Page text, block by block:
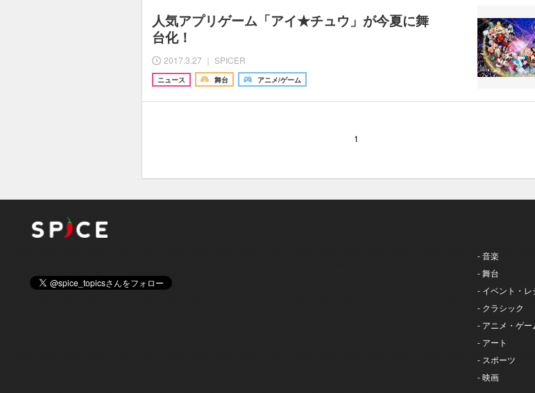
人気アプリゲーム「アイ★チュウ」が今夏に舞
台化！
2017.3.27 ｜ SPICER
ニュース 舞台 アニメ/ゲーム
1
- 音楽
- 舞台
- イベント・レ
- クラシック
- アニメ・ゲー
- アート
- スポーツ
- 映画